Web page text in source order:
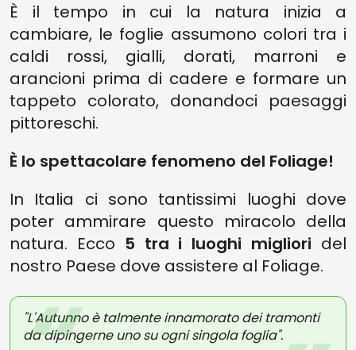
È il tempo in cui la natura inizia a
cambiare, le foglie assumono colori tra i
caldi rossi, gialli, dorati, marroni e
arancioni prima di cadere e formare un
tappeto colorato, donandoci paesaggi
pittoreschi.
È lo spettacolare fenomeno del Foliage!
In Italia ci sono tantissimi luoghi dove
poter ammirare questo miracolo della
natura. Ecco 5 tra i luoghi migliori del
nostro Paese dove assistere al Foliage.
"L'Autunno è talmente innamorato dei tramonti
da dipingerne uno su ogni singola foglia".